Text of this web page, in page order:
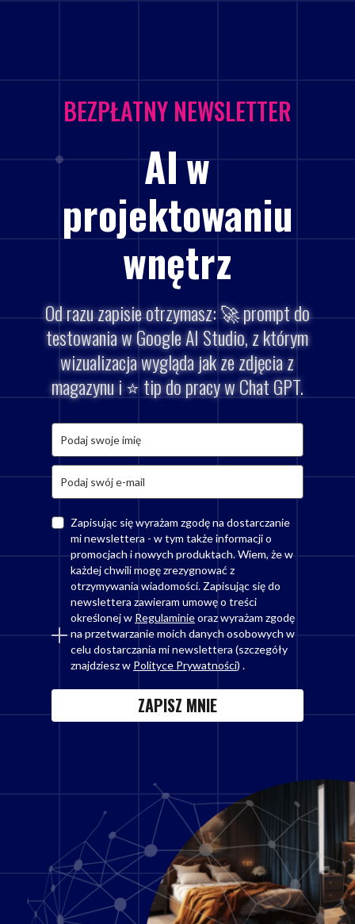
BEZPŁATNY NEWSLETTER
AIw
projektowaniu
wnętrz
Od razu zapisie otrzymasz: 🚀 prompt do
testowania w Google AI Studio, z którym
wizualizacja wygląda jak ze zdjęcia z
magazynu i ⭐ tip do pracy w Chat GPT.
Zapisując się wyrażam zgodę na dostarczanie
mi newslettera - w tym także informacji o
promocjach i nowych produktach. Wiem, że w
każdej chwili mogę zrezygnować z
otrzymywania wiadomości. Zapisując się do
newslettera zawieram umowę o treści
określonej w Regulaminieoraz wyrażam zgodę
na przetwarzanie moich danych osobowych w
celu dostarczania mi newslettera (szczegóły
znajdziesz w Polityce Prywatności) .
ZAPISZ MNIE